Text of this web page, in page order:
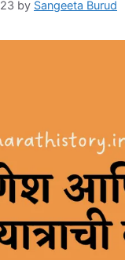
by Sangeeta Burud